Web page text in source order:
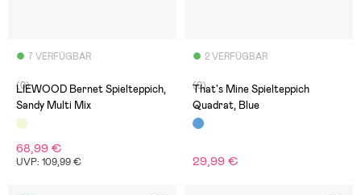
7 VERFÜGBAR
(0)
LIEWOOD Bernet Spielteppich,
Sandy Multi Mix
68,99 €
UVP: 109,99 €
2 VERFÜGBAR
(0)
That's Mine Spielteppich
Quadrat, Blue
29,99 €